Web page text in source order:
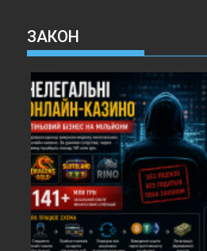
ЗАКОН